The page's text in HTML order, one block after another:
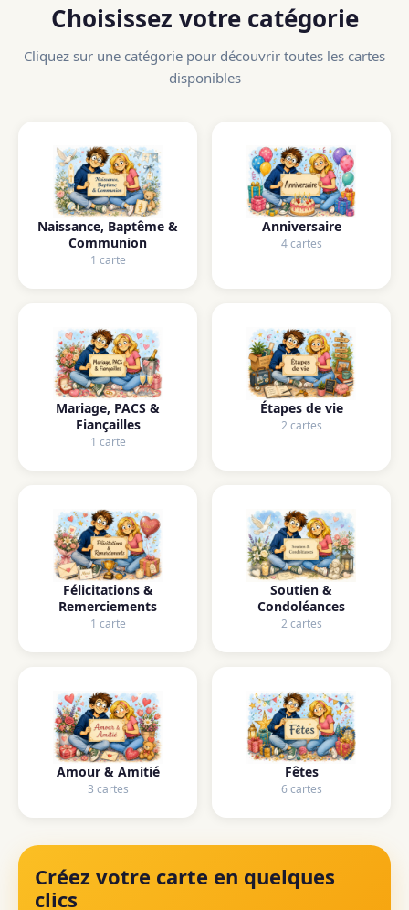
Choisissez votre catégorie
Cliquez sur une catégorie pour découvrir toutes les cartes
disponibles
Naissance, Baptême &
Communion
1 carte
Anniversaire
4 cartes
Mariage, PACS &
Fiançailles
1 carte
Étapes de vie
2 cartes
Félicitations &
Remerciements
1 carte
Soutien &
Condoléances
2 cartes
Amour & Amitié
3 cartes
Fêtes
6 cartes
Créez votre carte en quelques
clics